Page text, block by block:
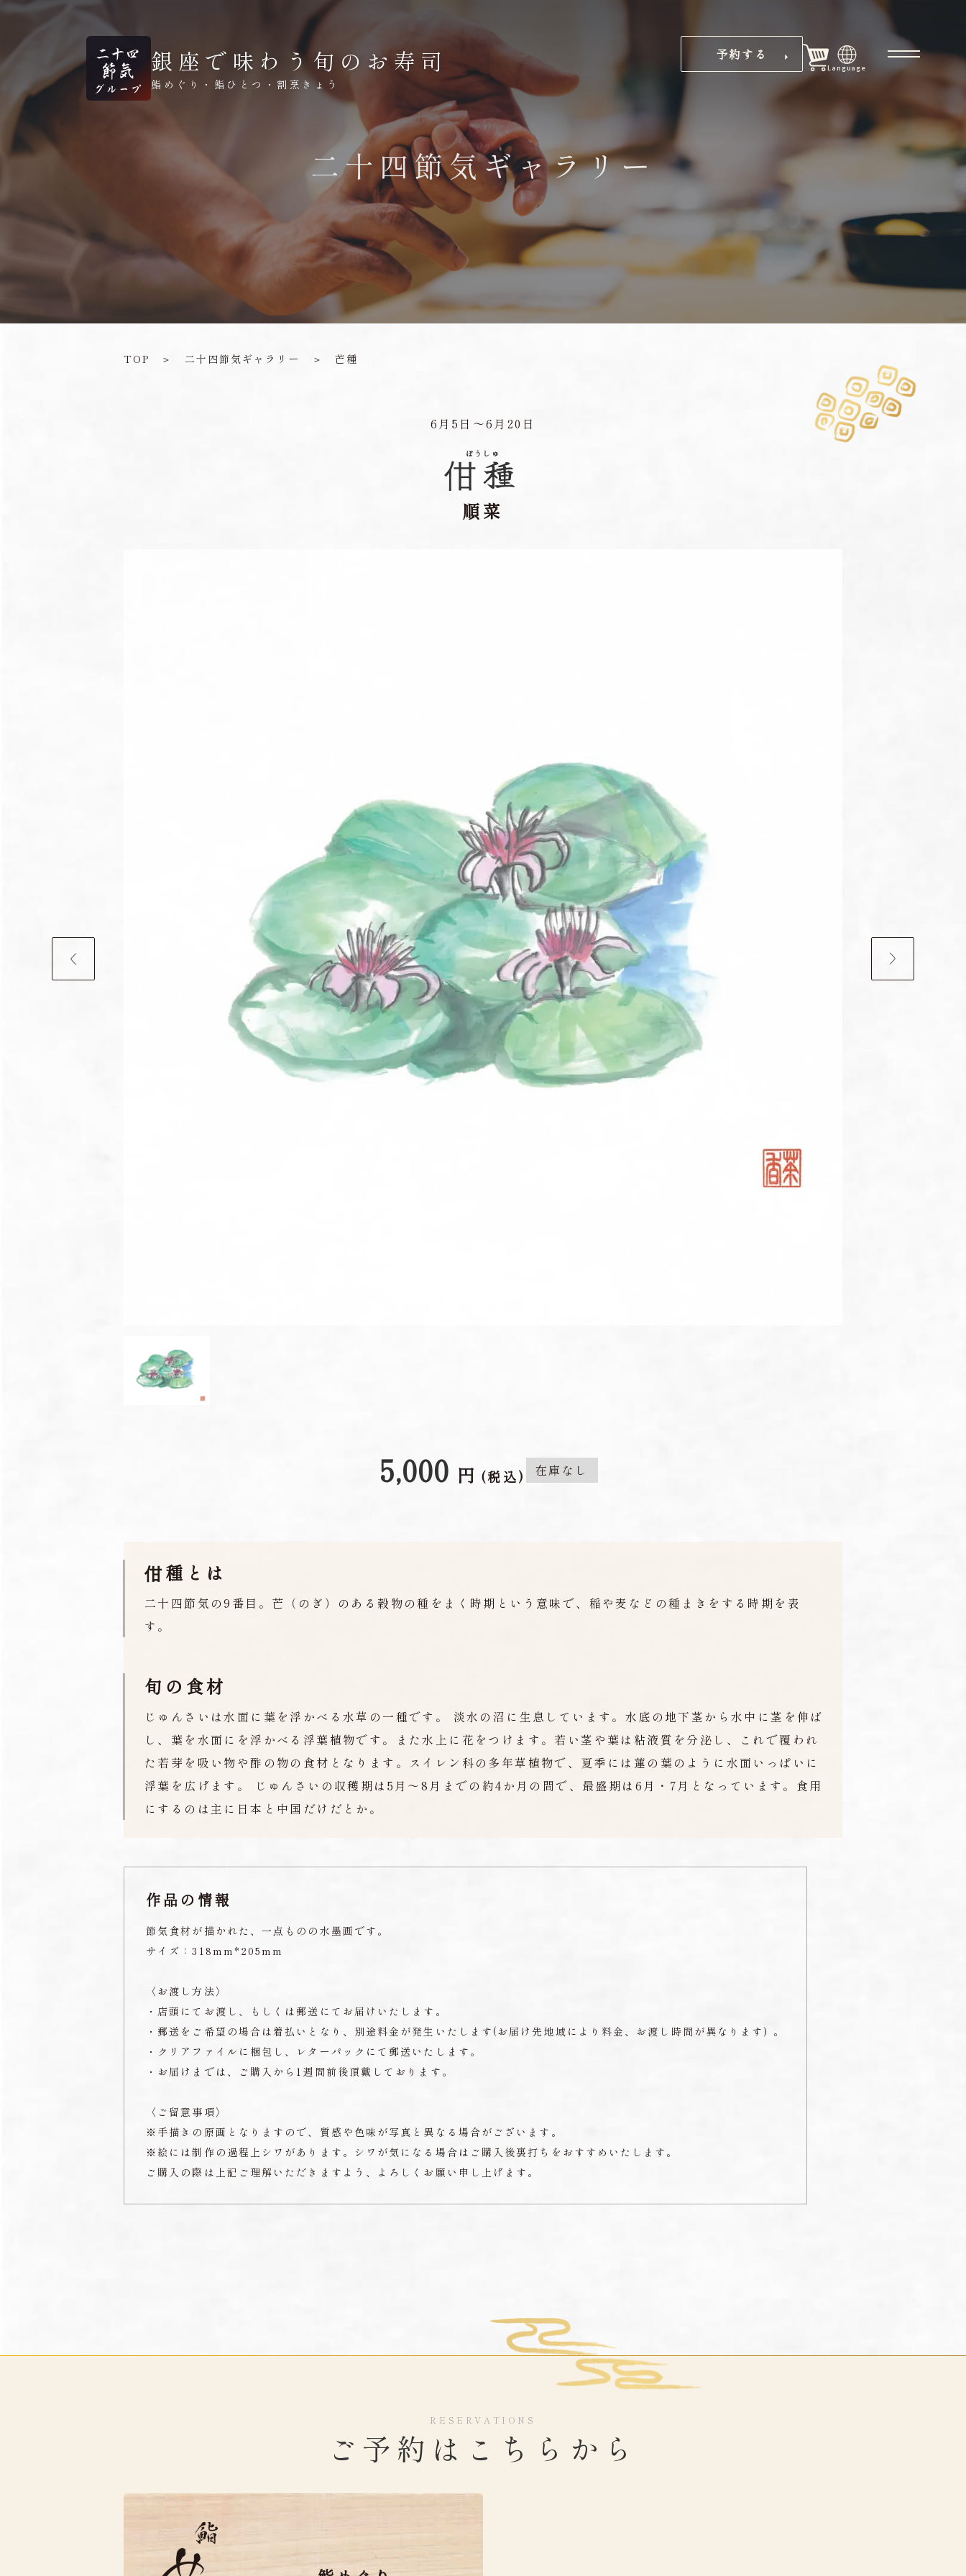
銀座で味わう旬のお寿司
鮨めぐり・鮨ひとつ・割烹きょう
予約する
Language
二十四節気ギャラリー
TOP ＞ 二十四節気ギャラリー ＞ 芒種
6月5日〜6月20日
ぼうしゅ
佄種
順菜
5,000 円 (税込) 在庫なし
佄種とは
二十四節気の9番目。芒（のぎ）のある穀物の種をまく時期という意味で、稲や麦などの種まきをする時期を表
す。
旬の食材
じゅんさいは水面に葉を浮かべる水草の一種です。 淡水の沼に生息しています。水底の地下茎から水中に茎を伸ば
し、葉を水面にを浮かべる浮葉植物です。また水上に花をつけます。若い茎や葉は粘液質を分泌し、これで覆われ
た若芽を吸い物や酢の物の食材となります。スイレン科の多年草植物で、夏季には蓮の葉のように水面いっぱいに
浮葉を広げます。 じゅんさいの収穫期は5月〜8月までの約4か月の間で、最盛期は6月・7月となっています。食用
にするのは主に日本と中国だけだとか。
作品の情報
節気食材が描かれた、一点ものの水墨画です。
サイズ：318mm*205mm
〈お渡し方法〉
・店頭にてお渡し、もしくは郵送にてお届けいたします。
・郵送をご希望の場合は着払いとなり、別途料金が発生いたします(お届け先地域により料金、お渡し時間が異なります) 。
・クリアファイルに梱包し、レターパックにて郵送いたします。
・お届けまでは、ご購入から1週間前後頂戴しております。
〈ご留意事項〉
※手描きの原画となりますので、質感や色味が写真と異なる場合がございます。
※絵には制作の過程上シワがあります。シワが気になる場合はご購入後裏打ちをおすすめいたします。
ご購入の際は上記ご理解いただきますよう、よろしくお願い申し上げます。
RESERVATIONS
ご予約はこちらから